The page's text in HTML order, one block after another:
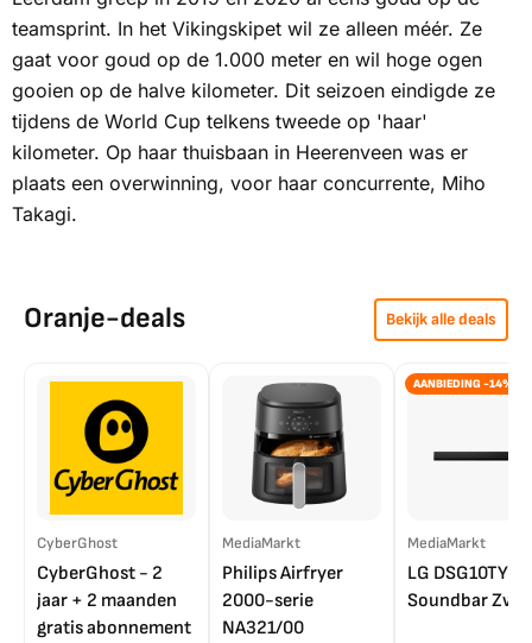
teamsprint. In het Vikingskipet wil ze alleen méér. Ze
gaat voor goud op de 1.000 meter en wil hoge ogen
gooien op de halve kilometer. Dit seizoen eindigde ze
tijdens de World Cup telkens tweede op 'haar'
kilometer. Op haar thuisbaan in Heerenveen was er
plaats een overwinning, voor haar concurrente, Miho
Takagi.
Oranje-deals Bekijk alle deals
CyberGhost
CyberGhost - 2
jaar + 2 maanden
gratis abonnement
MediaMarkt
Philips Airfryer
2000-serie
NA321/00
AANBIEDING -14%
MediaMarkt
LG DSG10TY
Soundbar